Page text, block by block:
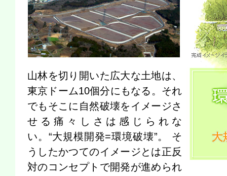
山林を切り開いた広大な土地は、
東京ドーム10個分にもなる。それ
でもそこに自然破壊をイメージさ
せる痛々しさは感じられな
い。“大規模開発=環境破壊”。 そ
うしたかつてのイメージとは正反
対のコンセプトで開発が進められ